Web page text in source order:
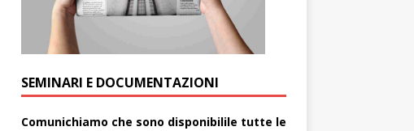
SEMINARI E DOCUMENTAZIONI
Comunichiamo che sono disponibilile tutte le